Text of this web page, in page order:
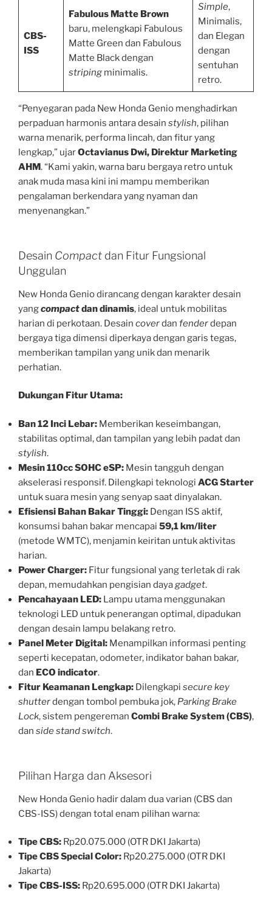
CBS-
ISS
Fabulous Matte Brown
baru, melengkapi Fabulous
Matte Green dan Fabulous
Matte Black dengan
stripingminimalis.
Simple,
Minimalis,
dan Elegan
dengan
sentuhan
retro.
“Penyegaran pada New Honda Genio menghadirkan
perpaduan harmonis antara desain stylish, pilihan
warna menarik, performa lincah, dan fitur yang
lengkap,” ujarOctavianus Dwi, Direktur Marketing
AHM. “Kami yakin, warna baru bergaya retro untuk
anak muda masa kini ini mampu memberikan
pengalaman berkendara yang nyaman dan
menyenangkan.”
Desain Compact dan Fitur Fungsional
Unggulan
New Honda Genio dirancang dengan karakter desain
yangcompactdan dinamis, ideal untuk mobilitas
harian di perkotaan. Desain coverdan fenderdepan
bergaya tiga dimensi diperkaya dengan garis tegas,
memberikan tampilan yang unik dan menarik
perhatian.
Dukungan Fitur Utama:
Ban 12 Inci Lebar: Memberikan keseimbangan,
stabilitas optimal, dan tampilan yang lebih padat dan
stylish.
Mesin 110cc SOHC eSP: Mesin tangguh dengan
akselerasi responsif. Dilengkapi teknologi ACG Starter
untuk suara mesin yang senyap saat dinyalakan.
Efisiensi Bahan Bakar Tinggi: Dengan ISS aktif,
konsumsi bahan bakar mencapai 59,1 km/liter
(metode WMTC), menjamin keiritan untuk aktivitas
harian.
Power Charger: Fitur fungsional yang terletak di rak
depan, memudahkan pengisian dayagadget.
Pencahayaan LED: Lampu utama menggunakan
teknologi LED untuk penerangan optimal, dipadukan
dengan desain lampu belakang retro.
Panel Meter Digital: Menampilkan informasi penting
seperti kecepatan, odometer, indikator bahan bakar,
dan ECO indicator.
Fitur Keamanan Lengkap: Dilengkapi secure key
shutterdengan tombol pembuka jok, Parking Brake
Lock, sistem pengereman Combi Brake System (CBS),
dan side stand switch.
Pilihan Harga dan Aksesori
New Honda Genio hadir dalam dua varian (CBS dan
CBS-ISS) dengan total enam pilihan warna:
Tipe CBS: Rp20.075.000 (OTR DKI Jakarta)
Tipe CBS Special Color: Rp20.275.000 (OTR DKI
Jakarta)
Tipe CBS-ISS: Rp20.695.000 (OTR DKI Jakarta)